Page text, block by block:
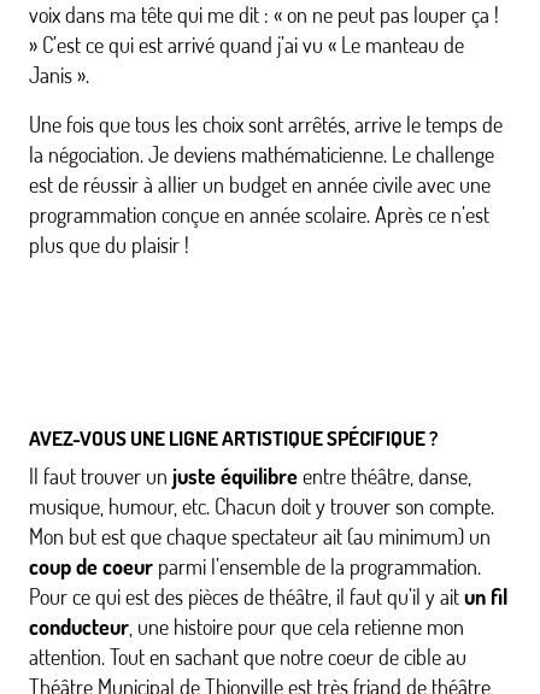
voix dans ma tête qui me dit : « on ne peut pas louper ça !
» C’est ce qui est arrivé quand j’ai vu « Le manteau de
Janis ».
Une fois que tous les choix sont arrêtés, arrive le temps de
la négociation. Je deviens mathématicienne. Le challenge
est de réussir à allier un budget en année civile avec une
programmation conçue en année scolaire. Après ce n’est
plus que du plaisir !
AVEZ-VOUS UNE LIGNE ARTISTIQUE SPÉCIFIQUE ?
Il faut trouver un juste équilibreentre théâtre, danse,
musique, humour, etc. Chacun doit y trouver son compte.
Mon but est que chaque spectateur ait (au minimum) un
coup de coeur parmi l’ensemble de la programmation.
Pour ce qui est des pièces de théâtre, il faut qu’il y aitun fil
conducteur , une histoire pour que cela retienne mon
attention. Tout en sachant que notre coeur de cible au
Théâtre Municipal de Thionville est très friand de théâtre,